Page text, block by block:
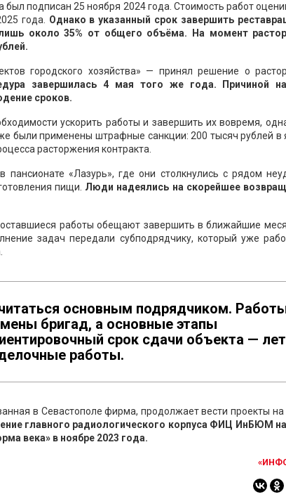
подписан 25 ноября 2024 года. Стоимость работ
года. Однако в указанный срок завершить
около 35% от общего объёма. На момент
городского хозяйства» — принял решение о
завершилась 4 мая того же года. Причиной
сроков.
ускорить работы и завершить их вовремя,
были применены штрафные санкции: 200 тысяч рублей в
расторжения контракта.
«Лазурь», где они столкнулись с рядом
пищи. Люди надеялись на скорейшее
оставшиеся работы обещают завершить в ближайшие
задач передали субподрядчику, который уже
основным подрядчиком.
бригад, а основные этапы
срок сдачи объекта —
работы.
в Севастополе фирма, продолжает вести проекты на
главного радиологического корпуса ФИЦ ИнБЮМ
века» в ноябре 2023 года.